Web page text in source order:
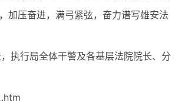
加压奋进，满弓紧弦，奋力谱写雄安法
行局全体干警及各基层法院院长、分